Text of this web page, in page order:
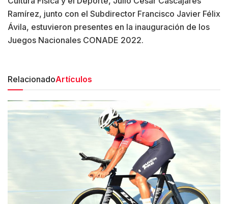
Ramírez, junto con el Subdirector Francisco Javier Félix
Ávila, estuvieron presentes en la inauguración de los
Juegos Nacionales CONADE 2022.
RelacionadoArtículos